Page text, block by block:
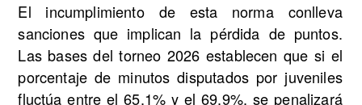
El incumplimiento de esta norma conlleva
sanciones que implican la pérdida de puntos.
Las bases del torneo 2026 establecen que si el
porcentaje de minutos disputados por juveniles
fluctúa entre el 65,1% y el 69,9%, se penalizará